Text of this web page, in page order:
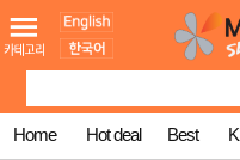
도 어린이
청소년
컬러링
북
MissyShop
Login
Home Hot deal Best